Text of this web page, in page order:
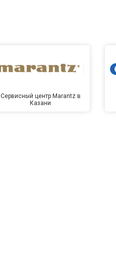
Сервисный центр Marantz в
Казани